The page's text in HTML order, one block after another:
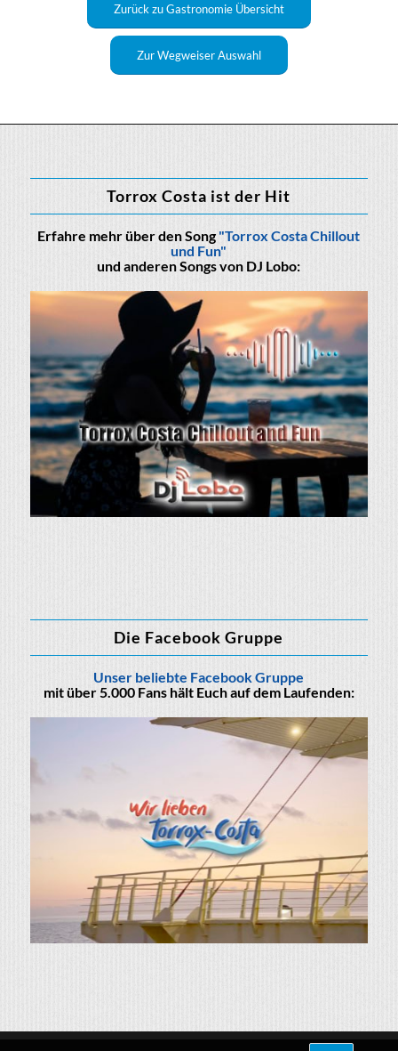
Zurück zu Gastronomie Übersicht
Zur Wegweiser Auswahl
Torrox Costa ist der Hit
Erfahre mehr über den Song"Torrox Costa Chillout
und Fun"
und anderen Songs von DJ Lobo:
Die Facebook Gruppe
Unser beliebte Facebook Gruppe
mit über 5.000 Fans hält Euch auf dem Laufenden: